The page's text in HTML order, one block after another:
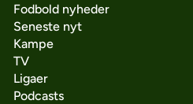
Fodbold nyheder
Seneste nyt
Kampe
TV
Ligaer
Podcasts